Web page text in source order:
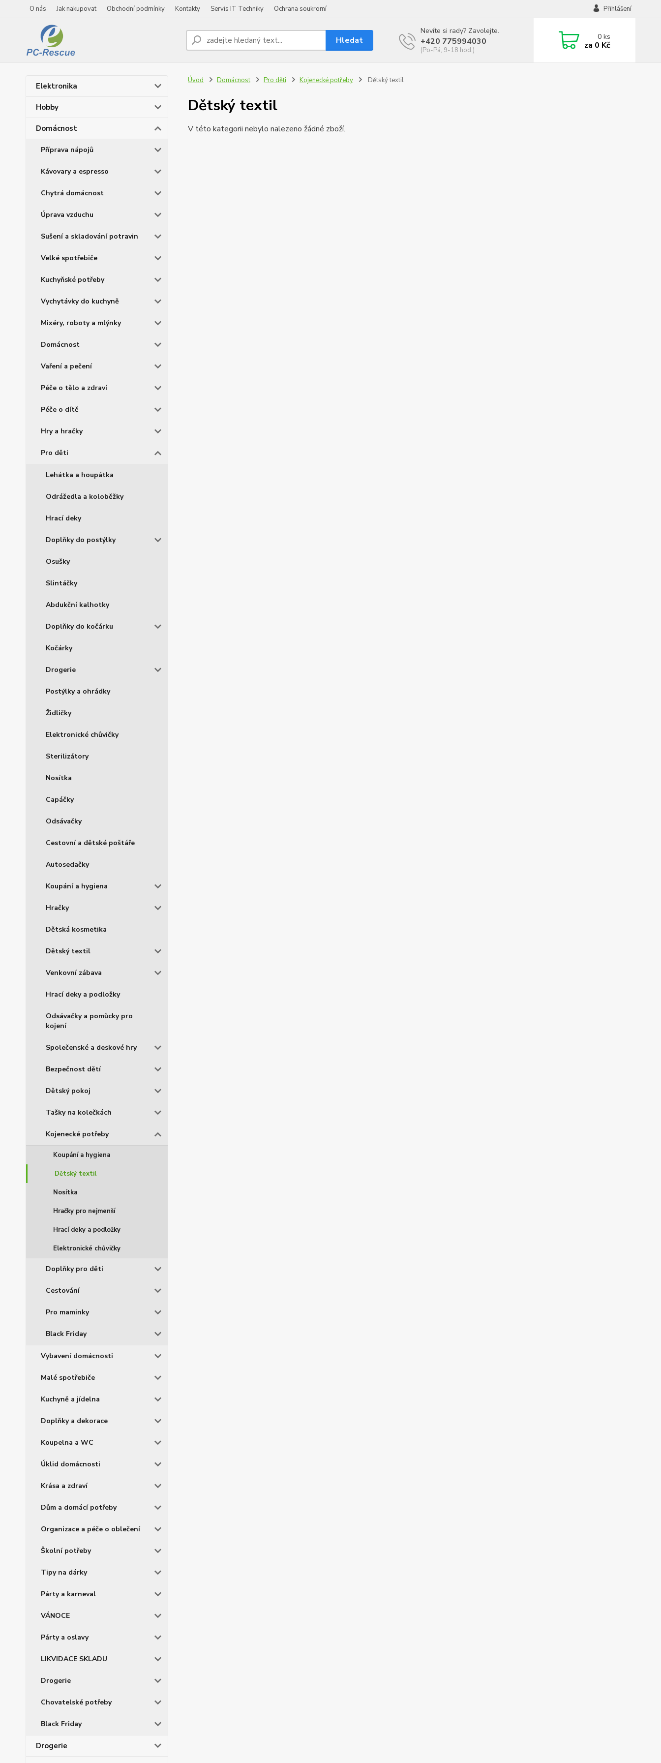
O nás Jak nakupovat Obchodní podmínky Kontakty Servis IT Techniky Ochrana soukromí Přihlášení
Hledat
Nevíte si rady? Zavolejte.
+420 775994030
(Po-Pá, 9-18 hod.)
0ks
za 0 Kč
Elektronika
Hobby
Domácnost
Příprava nápojů
Kávovary a espresso
Chytrá domácnost
Úprava vzduchu
Sušení a skladování potravin
Velké spotřebiče
Kuchyňské potřeby
Vychytávky do kuchyně
Mixéry, roboty a mlýnky
Domácnost
Vaření a pečení
Péče o tělo a zdraví
Péče o dítě
Hry a hračky
Pro děti
Lehátka a houpátka
Odrážedla a koloběžky
Hrací deky
Doplňky do postýlky
Osušky
Slintáčky
Abdukční kalhotky
Doplňky do kočárku
Kočárky
Drogerie
Postýlky a ohrádky
Židličky
Elektronické chůvičky
Sterilizátory
Nosítka
Capáčky
Odsávačky
Cestovní a dětské poštáře
Autosedačky
Koupání a hygiena
Hračky
Dětská kosmetika
Dětský textil
Venkovní zábava
Hrací deky a podložky
Odsávačky a pomůcky pro
kojení
Společenské a deskové hry
Bezpečnost dětí
Dětský pokoj
Tašky na kolečkách
Kojenecké potřeby
Koupání a hygiena
Dětský textil
Nosítka
Hračky pro nejmenší
Hrací deky a podložky
Elektronické chůvičky
Doplňky pro děti
Cestování
Pro maminky
Black Friday
Vybavení domácnosti
Malé spotřebiče
Kuchyně a jídelna
Doplňky a dekorace
Koupelna a WC
Úklid domácnosti
Krása a zdraví
Dům a domácí potřeby
Organizace a péče o oblečení
Školní potřeby
Tipy na dárky
Párty a karneval
VÁNOCE
Párty a oslavy
LIKVIDACE SKLADU
Drogerie
Chovatelské potřeby
Black Friday
Drogerie
Úvod Domácnost Pro děti Kojenecké potřeby Dětský textil
Dětský textil
V této kategorii nebylo nalezeno žádné zboží.